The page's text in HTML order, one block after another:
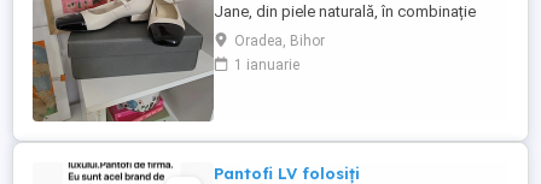
Jane, din piele naturală, în combinație
elegantă de alb și negru, mărimea 37, noi,
nepurtați. Un model clasic reinterpretat
într-un stil modern, perfect pentru ținute
un aspect ...
Oradea, Bihor
1 ianuarie
Pantofi LV folosiți